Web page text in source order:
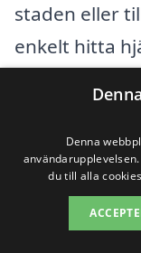
staden eller
enkelt hitta
flytthjälp.
du snabbt få
flera
området.
Denna
du till alla